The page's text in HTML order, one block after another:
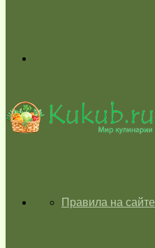
skin
ГЛАВНАЯПравила на сайте